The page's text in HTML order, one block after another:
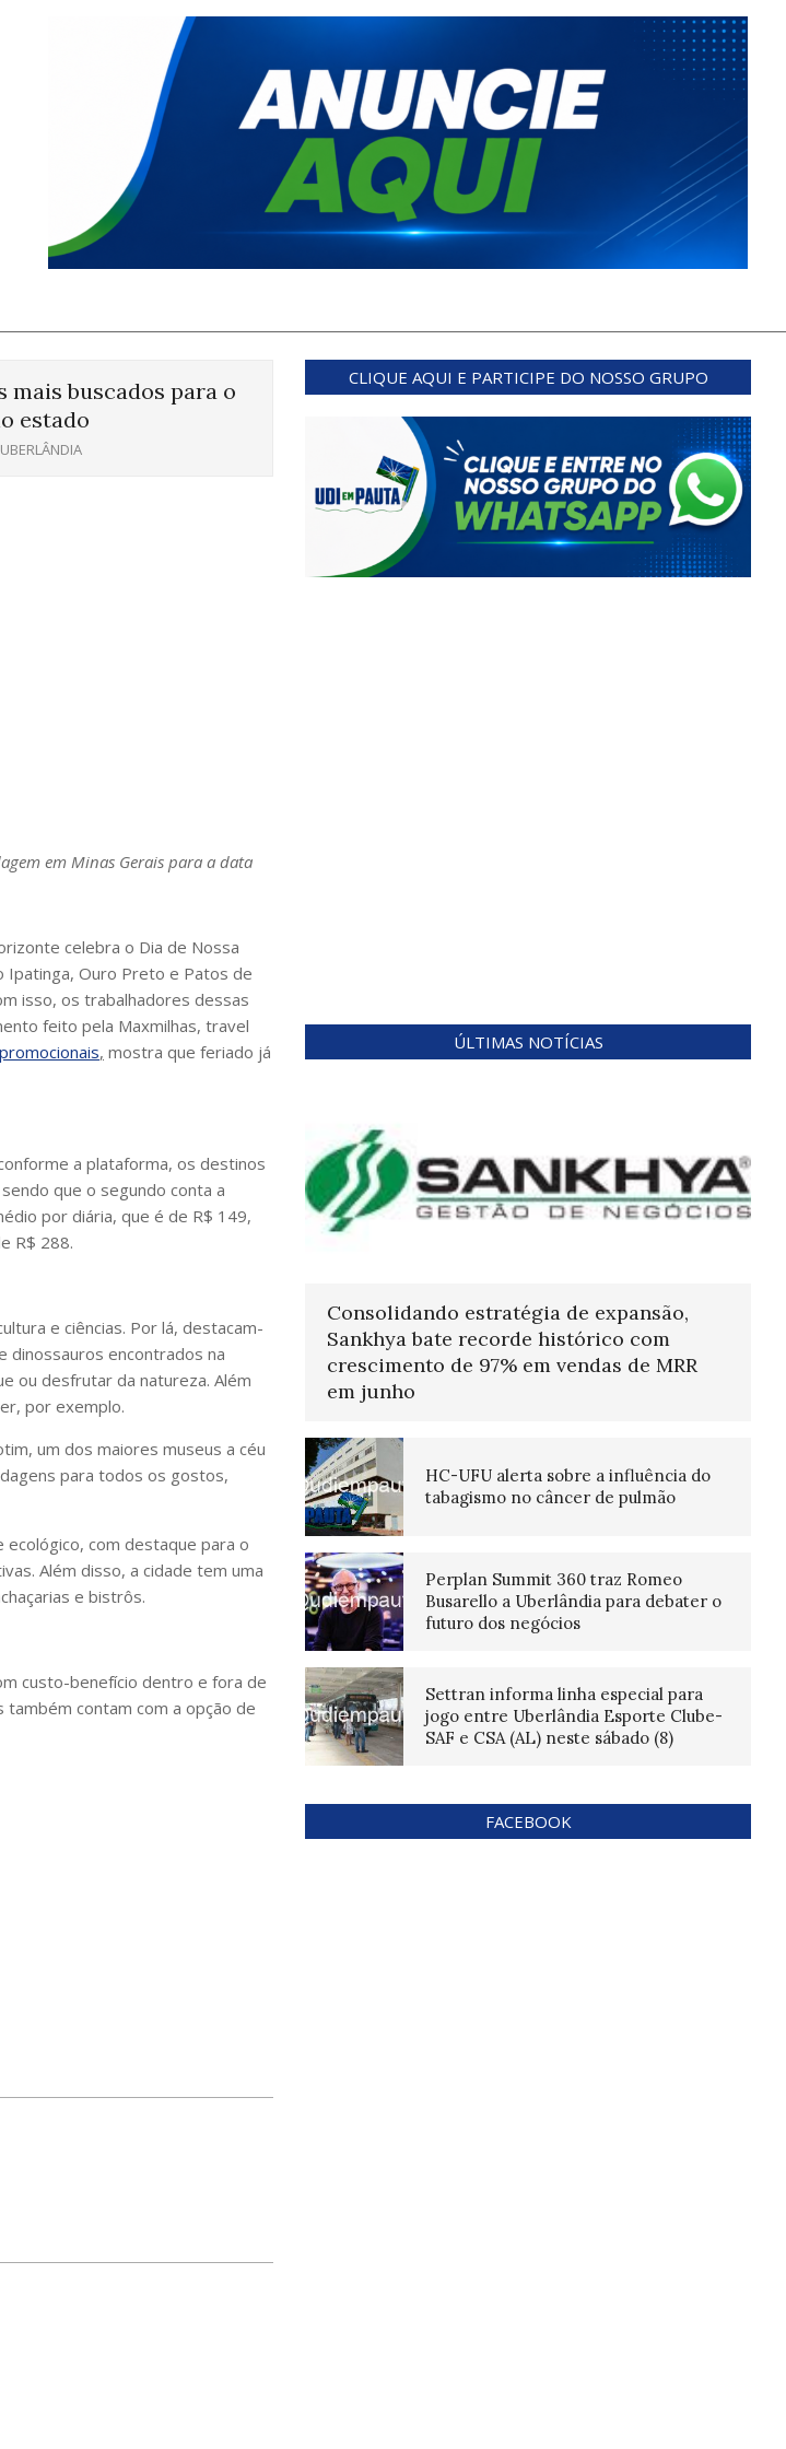
mais buscados para o
estado
em Minas Gerais para a data
celebra o Dia de Nossa
Ipatinga, Ouro Preto e Patos de
isso, os trabalhadores dessas
feito pela Maxmilhas, travel
, mostra que feriado já
a plataforma, os destinos
que o segundo conta a
por diária, que é de R$ 149,
R$ 288.
e ciências. Por lá, destacam-
dinossauros encontrados na
ou desfrutar da natureza. Além
por exemplo.
um dos maiores museus a céu
para todos os gostos,
com destaque para o
Além disso, a cidade tem uma
e bistrôs.
custo-benefício dentro e fora de
também contam com a opção de
CLIQUE AQUI E PARTICIPE DO NOSSO GRUPO
ÚLTIMAS NOTÍCIAS
Consolidando estratégia de expansão,
Sankhya bate recorde histórico com
crescimento de 97% em vendas de MRR
em junho
HC-UFU alerta sobre a influência do
tabagismo no câncer de pulmão
Perplan Summit 360 traz Romeo
Busarello a Uberlândia para debater o
futuro dos negócios
Settran informa linha especial para
jogo entre Uberlândia Esporte Clube-
SAF e CSA (AL) neste sábado (8)
FACEBOOK